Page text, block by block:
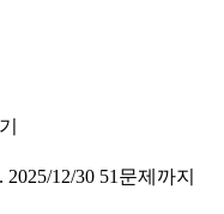
12/30 51문제까지